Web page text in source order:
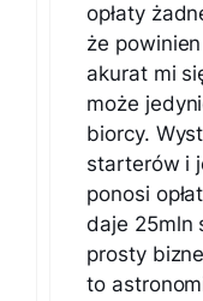
opłaty
że
akurat mi
może
biorcy.
starterów i
ponosi
daje 25mln
prosty
to